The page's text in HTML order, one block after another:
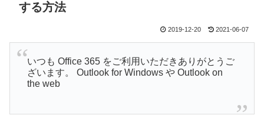
する方法
2019-12-20 2021-06-07
いつも Office 365 をご利用いただきありがとうご
ざいます。 Outlook for Windows や Outlook on
the web